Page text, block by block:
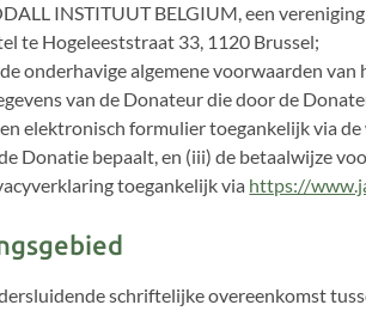
INSTITUUT BELGIUM, een
te Hogeleeststraat 33, 1120 Brussel;
de onderhavige algemene voorwaarden
van de Donateur die door de
elektronisch formulier toegankelijk via
Donatie bepaalt, en (iii) de betaalwijze
toegankelijk via https://
schriftelijke overeenkomst